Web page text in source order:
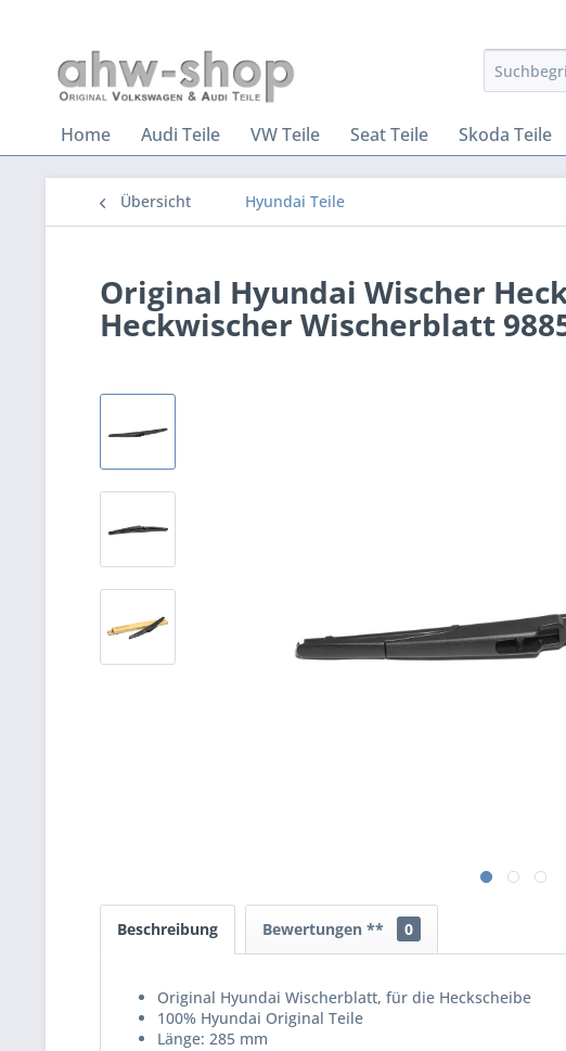
Home Audi Teile VW Teile Seat Teile Skoda Teile
Übersicht Hyundai Teile
Original Hyundai Wischer
Heckwischer Wischerblatt
Beschreibung Bewertungen ** 0
Original Hyundai Wischerblatt, für die Heckscheibe
100% Hyundai Original Teile
Länge: 285 mm